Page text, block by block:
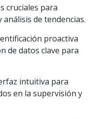
cruciales para
de tendencias.
proactiva
de datos clave para
intuitiva para
en la supervisión y